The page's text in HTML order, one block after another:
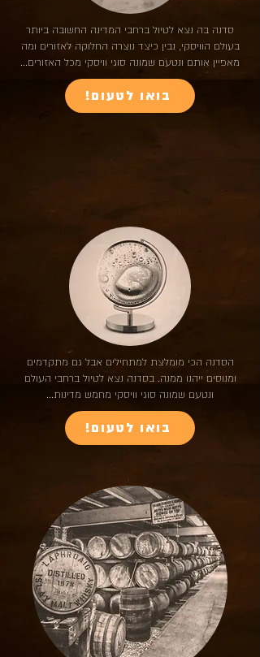
סדנה בה נצא לטיול ברחבי המדינה החשובה ביותר
בעולם הוויסקי, נבין כיצד נוצרה החלוקה לאזורים ומה
מאפיין אותם ונטעם שמונה סוגי וויסקי מכל האזורים...
!בואו לטעום
הסדנה הכי מומלצת למתחילים אבל גם מתקדמים
ומנוסים ייהנו ממנה. בסדנה נצא לטיול ברחבי העולם
ונטעם שמונה סוגי וויסקי מחמש מדינות...
!בואו לטעום